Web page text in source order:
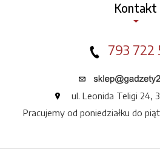
Kontakt
793 722
ul. Leonida Teligi 24,
Pracujemy od poniedziałku do